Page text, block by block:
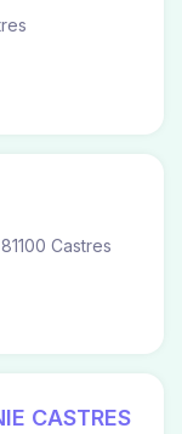
Castres
CASTRES